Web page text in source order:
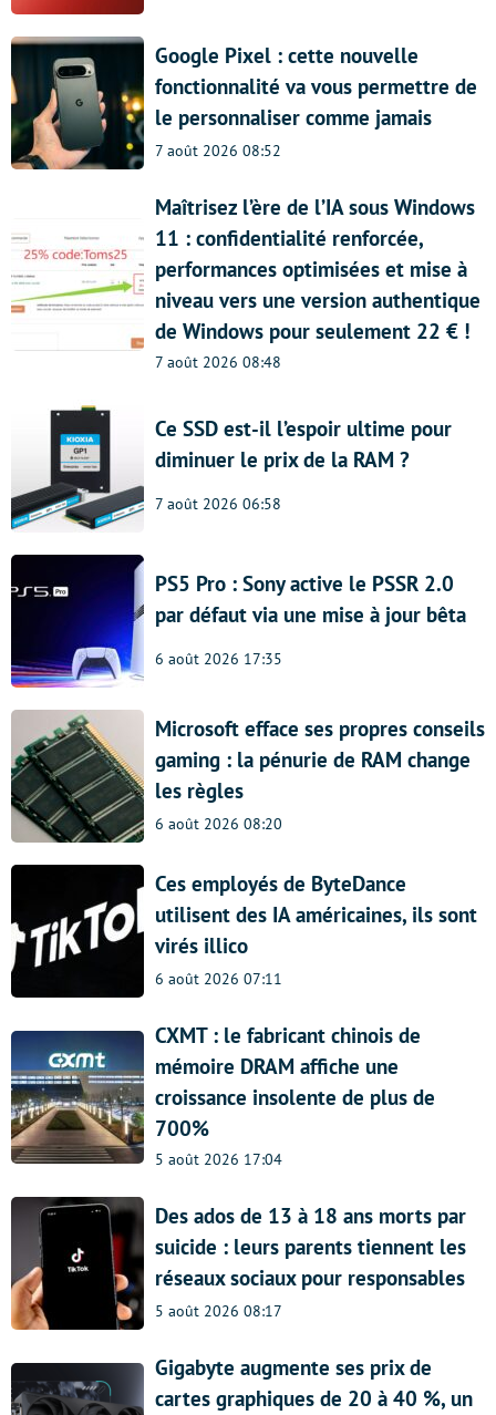
Google Pixel : cette nouvelle
fonctionnalité va vous permettre de
le personnaliser comme jamais
7 août 2026 08:52
Maîtrisez l’ère de l’IA sous Windows
11 : confidentialité renforcée,
performances optimisées et mise à
niveau vers une version authentique
de Windows pour seulement 22 € !
7 août 2026 08:48
Ce SSD est-il l’espoir ultime pour
diminuer le prix de la RAM ?
7 août 2026 06:58
PS5 Pro : Sony active le PSSR 2.0
par défaut via une mise à jour bêta
6 août 2026 17:35
Microsoft efface ses propres conseils
gaming : la pénurie de RAM change
les règles
6 août 2026 08:20
Ces employés de ByteDance
utilisent des IA américaines, ils sont
virés illico
6 août 2026 07:11
CXMT : le fabricant chinois de
mémoire DRAM affiche une
croissance insolente de plus de
700%
5 août 2026 17:04
Des ados de 13 à 18 ans morts par
suicide : leurs parents tiennent les
réseaux sociaux pour responsables
5 août 2026 08:17
Gigabyte augmente ses prix de
cartes graphiques de 20 à 40 %, un